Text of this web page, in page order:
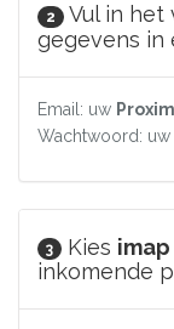
2
Vul in het
gegevens in
Email: uw
Wachtwoord: uw
3 Kies imap
inkomende